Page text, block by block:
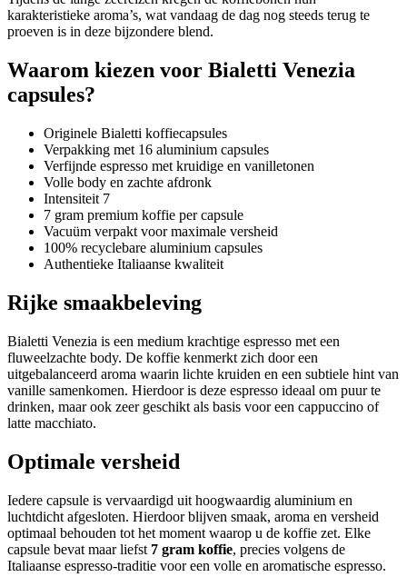
karakteristieke aroma’s, wat vandaag de dag nog steeds terug te
proeven is in deze bijzondere blend.
Waarom kiezen voor Bialetti Venezia
capsules?
Originele Bialetti koffiecapsules
Verpakking met 16 aluminium capsules
Verfijnde espresso met kruidige en vanilletonen
Volle body en zachte afdronk
Intensiteit 7
7 gram premium koffie per capsule
Vacuüm verpakt voor maximale versheid
100% recyclebare aluminium capsules
Authentieke Italiaanse kwaliteit
Rijke smaakbeleving
Bialetti Venezia is een medium krachtige espresso met een
fluweelzachte body. De koffie kenmerkt zich door een
uitgebalanceerd aroma waarin lichte kruiden en een subtiele hint van
vanille samenkomen. Hierdoor is deze espresso ideaal om puur te
drinken, maar ook zeer geschikt als basis voor een cappuccino of
latte macchiato.
Optimale versheid
Iedere capsule is vervaardigd uit hoogwaardig aluminium en
luchtdicht afgesloten. Hierdoor blijven smaak, aroma en versheid
optimaal behouden tot het moment waarop u de koffie zet. Elke
capsule bevat maar liefst 7 gram koffie, precies volgens de
Italiaanse espresso-traditie voor een volle en aromatische espresso.